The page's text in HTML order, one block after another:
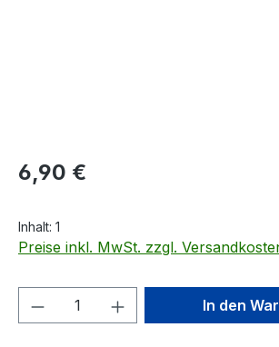
Regulärer Preis:
6,90 €
Inhalt: 1
Preise inkl. MwSt. zzgl.
Produkt Anzahl: Gib den
In den